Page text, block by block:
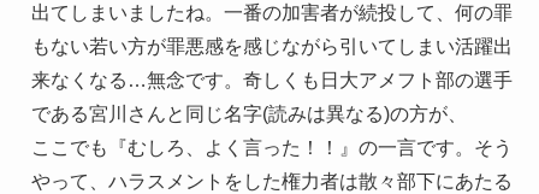
出てしまいましたね。一番の加害者が続投して、何の罪
もない若い方が罪悪感を感じながら引いてしまい活躍出
来なくなる…無念です。奇しくも日大アメフト部の選手
である宮川さんと同じ名字(読みは異なる)の方が、
ここでも『むしろ、よく言った！！』の一言です。そう
やって、ハラスメントをした権力者は散々部下にあたる